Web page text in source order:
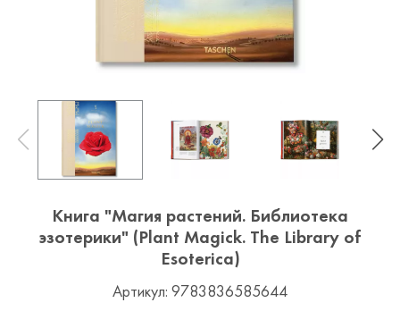
Книга "Магия растений. Библиотека
эзотерики" (Plant Magick. The Library of
Esoterica)
Артикул: 9783836585644